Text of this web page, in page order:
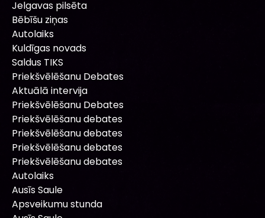
Jelgavas pilsēta
Bēbīšu ziņas
Autolaiks
Kuldīgas novads
Saldus TIKS
Priekšvēlēšanu Debates
Aktuālā intervija
Priekšvēlēšanu Debates
Priekšvēlēšanu debates
Priekšvēlēšanu debates
Priekšvēlēšanu debates
Priekšvēlēšanu debates
Autolaiks
Ausīs Saule
Apsveikumu stunda